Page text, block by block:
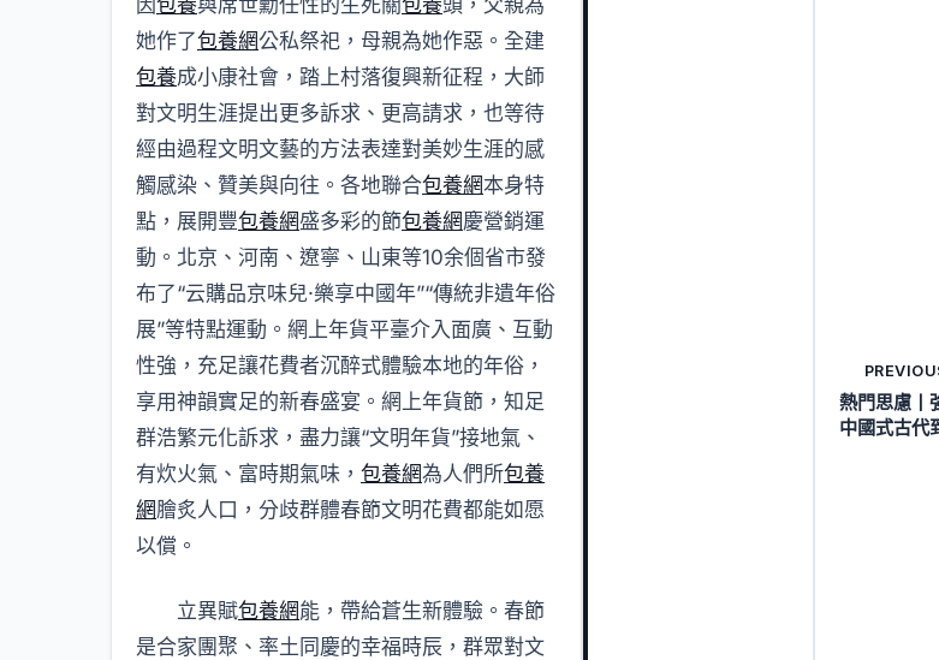
因包養與席世勳任性的生死關包養頭，父親為
她作了包養網公私祭祀，母親為她作惡。全建
包養成小康社會，踏上村落復興新征程，大師
對文明生涯提出更多訴求、更高請求，也等待
經由過程文明文藝的方法表達對美妙生涯的感
觸感染、贊美與向往。各地聯合包養網本身特
點，展開豐包養網盛多彩的節包養網慶營銷運
動。北京、河南、遼寧、山東等10余個省市發
布了“云購品京味兒·樂享中國年”“傳統非遺年俗
展”等特點運動。網上年貨平臺介入面廣、互動
性強，充足讓花費者沉醉式體驗本地的年俗，
享用神韻實足的新春盛宴。網上年貨節，知足
群浩繁元化訴求，盡力讓“文明年貨”接地氣、
有炊火氣、富時期氣味， 包養網為人們所包養
網膾炙人口，分歧群體春節文明花費都能如愿
以償。
立異賦包養網能，帶給蒼生新體驗。春節
是合家團聚、率土同慶的幸福時辰，群眾對文
熱門思慮丨
中國式古代